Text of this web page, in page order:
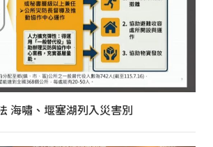
海嘯、堰塞湖列入災害別